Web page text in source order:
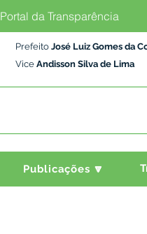
Portal da Transparência
Prefeito José Luiz Gomes da
Vice Andisson Silva de Lima
Publicações 🔽